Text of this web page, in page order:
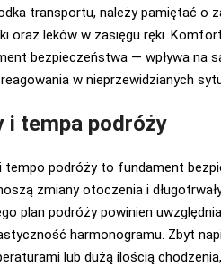
transportu, należy pamiętać o
oraz leków w zasięgu ręki.
bezpieczeństwa — wpływa na
w nieprzewidzianych
i tempa podróży
tempo podróży to fundament
zmiany otoczenia i
plan podróży powinien
harmonogramu. Zbyt
lub dużą ilością